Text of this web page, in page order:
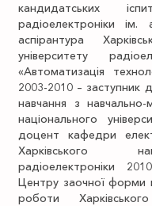
кандидатських
радіоелектроніки
аспірантура
університету
«Автоматизація
2003-2010 – заступник
навчання з навчально-
національного
доцент кафедри
Харківського
радіоелектроніки
Центру заочної форми
роботи